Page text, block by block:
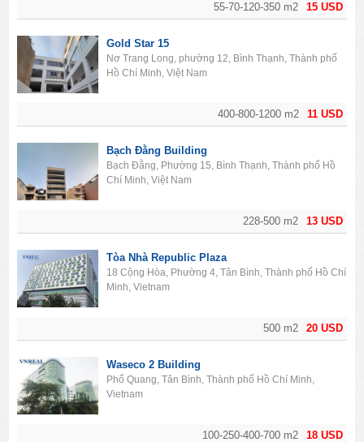
15 USD
55-70-120-350 m2
11 USD
400-800-1200 m2
Gold Star 15
Nơ Trang Long, phường 12, Bình Thạnh, Thành phố
Hồ Chí Minh, Việt Nam
13 USD
228-500 m2
Bạch Đằng Building
Bạch Đằng, Phường 15, Bình Thạnh, Thành phố Hồ
Chí Minh, Việt Nam
20 USD
500 m2
Tòa Nhà Republic Plaza
18 Cộng Hòa, Phường 4, Tân Bình, Thành phố Hồ Chí
Minh, Vietnam
18 USD
100-250-400-700 m2
Waseco 2 Building
Phổ Quang, Tân Bình, Thành phố Hồ Chí Minh,
Vietnam